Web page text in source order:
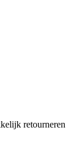
retourneren